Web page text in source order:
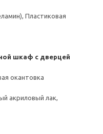
Пластиковая
шкаф с дверцей
окантовка
акриловый лак,